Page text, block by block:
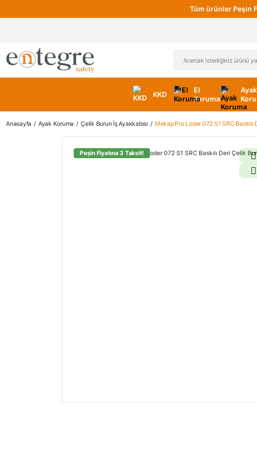
Tüm ürünler Peşin
KKD
El
Koruma
Ayak
Anasayfa Ayak Koruma Çelik Burun İş Ayakkabısı Mekap Pro Loder 072 S1 SRC
Peşin Fiyatına 3 Taksit!